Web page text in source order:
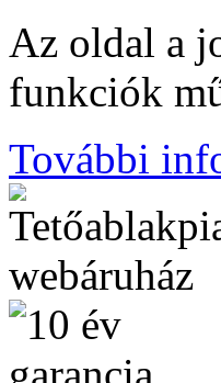
Az oldal a
funkciók
További